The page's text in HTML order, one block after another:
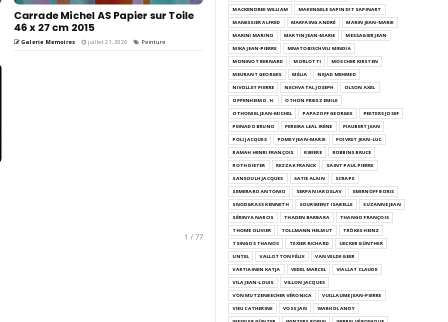
Carrade Michel AS Papier sur Toile
46 x 27 cm 2015
Galerie Memoires juillet 21, 2026 Peinture
1 / 77
MACKENDREE WILLIAM
MAKENGELE SAPIN DIT SAPINART
MANESSIER ALFRED
MARFAING ANDRÉ
MARIN JEAN-MARIE
MARINI MARINO
MARTIN JEAN-MARIE
MESSAGIER JEAN
MIKA JEAN-PIERRE
MNATOBISCHVILI MINDIA
MONINOT BERNARD
MORLOTTI
MOSCHER KIRSTEN
MEURANT GEORGES
MÉLIA
NEJAD MEHMED
NIVOLLET PIERRE
NECHVATAL JOSEPH
OLSON AXEL
OPPENHEIM D. H.
OTHON FRIESZ EMILE
OTHONIEL JEAN-MICHEL
PAPAZOFF GEORGES
PEETERS JOSEF
PEINADO BRUNO
PEREIRA LEAL IRÈNE
PIAUBERT JEAN
POLI JACQUES
POMEY JEAN-MARIE
POIVRET JEAN-LUC
RAMAH HENRI FRANÇOIS
RIBIERE
ROBBINS BRUCE
ROTH DIETER
REZZAK FRANCK
SAINT PAUL PIERRE
SANSOULH JACQUES
SATIE ALAIN
SCRAPS
SEMERARO ANTONIO
SERPAN IAROSLAV
SMIRNOFF BORIS
SNODGRASS KENNETH
SOURIMENT ISABELLE
SUZANNE JEAN
SÉRINYA NARCIS
THADEN BARBARA
THANGO FRANÇOIS
THOME OLIVIER
TOLLMANN HELMUT
TRÖKES HEINZ
TSINGOS THANOS
TEXIER RICHARD
UECKER GÜNTHER
UNTEL
VALLOTTON FÉLIX
VAN VELDE GEER
VARTIAINEN KATJA
VEDEL MARCEL
VIALLAT CLAUDE
VILA JEAN-LOUIS
VILLON JACQUES
VON MUTZENBECHER VÉRONICA
VUILLAUME JEAN-PIERRE
VIEU CATHERINE
VOSS JAN
WARHOL ANDY